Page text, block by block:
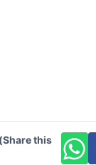
(Share this